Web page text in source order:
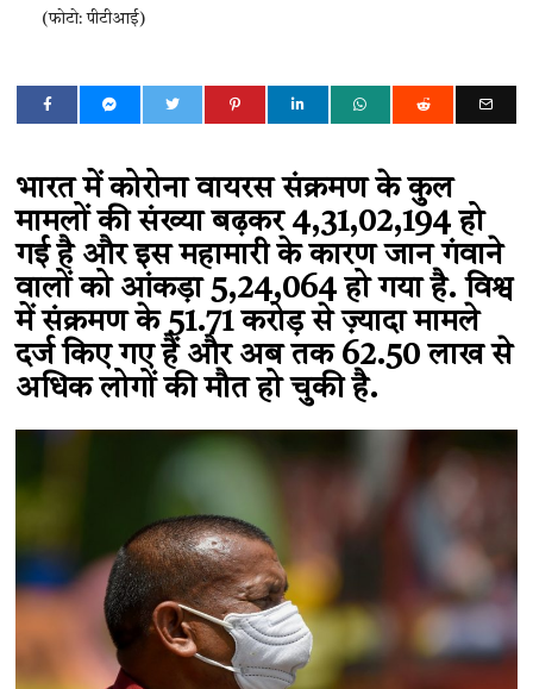
(फोटो: पीटीआई)
भारत में कोरोना वायरस संक्रमण के कुल
मामलों की संख्या बढ़कर 4,31,02,194 हो
गई है और इस महामारी के कारण जान गंवाने
वालों को आंकड़ा 5,24,064 हो गया है. विश्व
में संक्रमण के 51.71 करोड़ से ज़्यादा मामले
दर्ज किए गए हैं और अब तक 62.50 लाख से
अधिक लोगों की मौत हो चुकी है.